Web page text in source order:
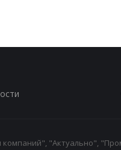
"Актуально",